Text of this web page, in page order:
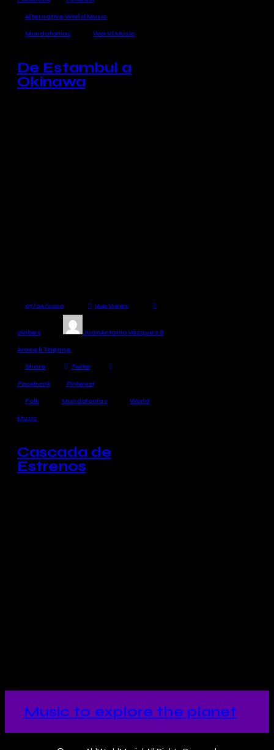
Alternative World Music
Mundofonías World Music
De Estambul a
Okinawa
07/06/2020 1642Views
0Vibes JuanAntonio Vázquez &
Araceli Tzigane
Share Twiter
Facebook Pinterest
Folk Mundofonías World
Music
Cascada de
Estrenos
Music to explore the planet